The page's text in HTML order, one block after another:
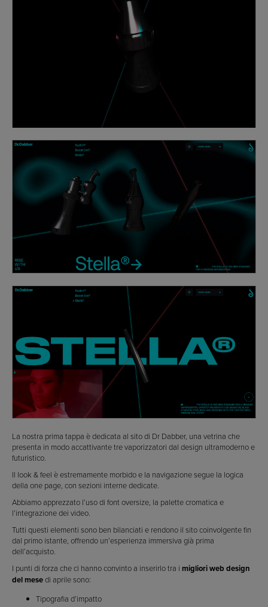
La nostra prima tappa è dedicata al sito di Dr Dabber, una vetrina che
presenta in modo accattivante tre vaporizzatori dal design ultramoderno e
futuristico.
Il look & feel è estremamente morbido e la navigazione segue la logica
della one page, con sezioni interne dedicate.
Abbiamo apprezzato l’uso di font oversize, la palette cromatica e
l’integrazione dei video.
Tutti questi elementi sono ben bilanciati e rendono il sito coinvolgente fin
dal primo istante, offrendo un’esperienza immersiva già prima
dell’acquisto.
I punti di forza che ci hanno convinto a inserirlo tra i migliori web design
del mesedi aprile sono:
Tipografia d’impatto